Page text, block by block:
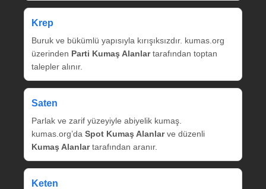
Krep
Buruk ve bükümlü yapısıyla kırışıksızdır. kumas.org
üzerinden Parti Kumaş Alanlartarafından toptan
talepler alınır.
Saten
Parlak ve zarif yüzeyiyle abiyelik kumaş.
kumas.org’da Spot Kumaş Alanlarve düzenli
Kumaş Alanlartarafından aranır.
Keten